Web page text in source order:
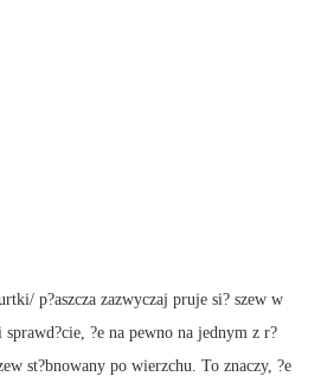
p?aszcza zazwyczaj pruje si? szew w
?e na pewno na jednym z r?
st?bnowany po wierzchu. To znaczy, ?e